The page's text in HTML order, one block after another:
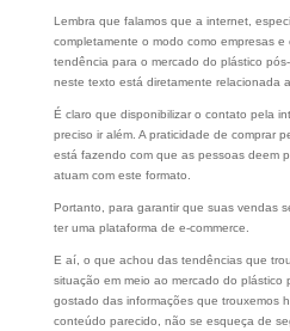
Lembra que falamos que a internet,
completamente o modo como empresas e
tendência para o mercado do plástico
neste texto está diretamente relacionada a
É claro que disponibilizar o contato pela
preciso ir além. A praticidade de comprar
está fazendo com que as pessoas deem
atuam com este formato.
Portanto, para garantir que suas vendas
ter uma plataforma de e-commerce.
E aí, o que achou das tendências que
situação em meio ao mercado do plástico
gostado das informações que trouxemos
conteúdo parecido, não se esqueça de